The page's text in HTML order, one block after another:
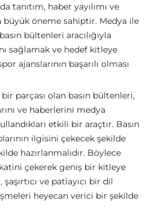
tanıtım, haber yayılımı ve
büyük öneme sahiptir. Medya ile
bültenleri aracılığıyla
sağlamak ve hedef kitleye
ajanslarının başarılı olması
parçası olan basın bültenleri,
ve haberlerini medya
etkili bir araçtır. Basın
ilgisini çekecek şekilde
hazırlanmalıdır. Böylece
çekerek geniş bir kitleye
ve patlayıcı bir dil
heyecan verici bir şekilde